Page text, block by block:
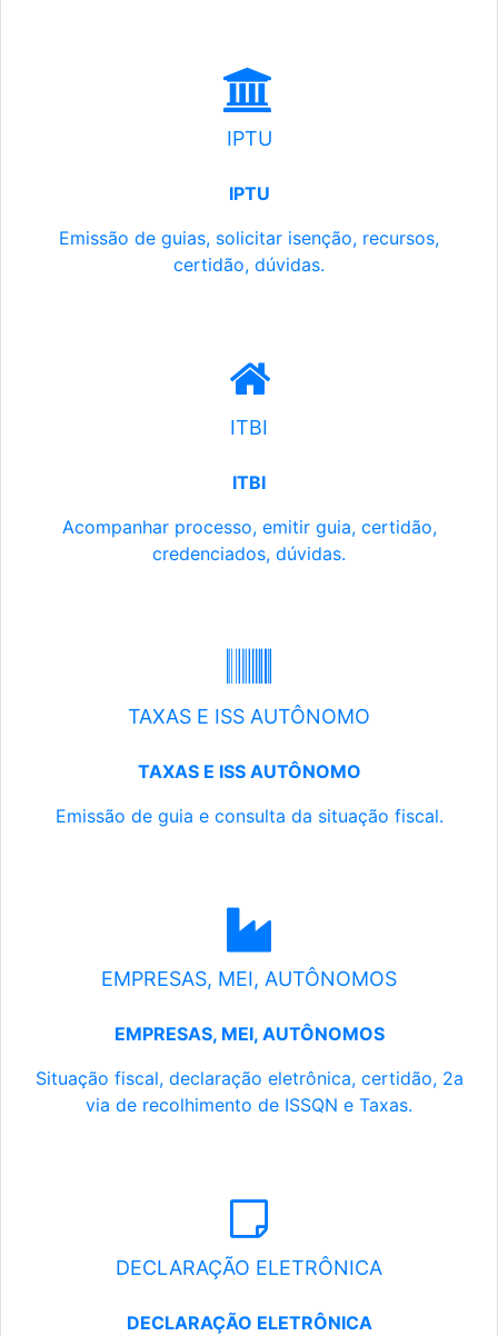
IPTU
IPTU
Emissão de guias, solicitar isenção, recursos,
certidão, dúvidas.
ITBI
ITBI
Acompanhar processo, emitir guia, certidão,
credenciados, dúvidas.
TAXAS E ISS AUTÔNOMO
TAXAS E ISS AUTÔNOMO
Emissão de guia e consulta da situação fiscal.
EMPRESAS, MEI, AUTÔNOMOS
EMPRESAS, MEI, AUTÔNOMOS
Situação fiscal, declaração eletrônica, certidão, 2a
via de recolhimento de ISSQN e Taxas.
DECLARAÇÃO ELETRÔNICA
DECLARAÇÃO ELETRÔNICA